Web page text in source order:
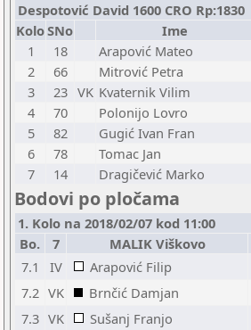
Despotović David 1600 CRO Rp:1830
KoloSNo Ime
1
18 Arapović Mateo
2
66 Mitrović Petra
3
23 VK Kvaternik Vilim
4
70 Polonijo Lovro
5
82 Gugić Ivan Fran
6
78 Tomac Jan
7
14 Dragičević Marko
Bodovi po pločama
1. Kolo na 2018/02/07 kod 11:00
Bo.
7 MALIK Viškovo
7.1
IV Arapović Filip
7.2 VK Brnčić Damjan
7.3 VK Sušanj Franjo